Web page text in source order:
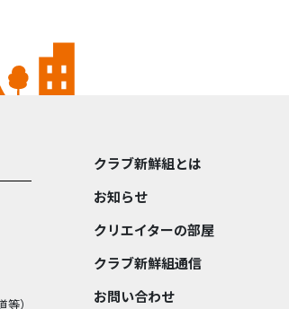
）
クラブ新鮮組とは
お知らせ
クリエイターの部屋
クラブ新鮮組通信
お問い合わせ